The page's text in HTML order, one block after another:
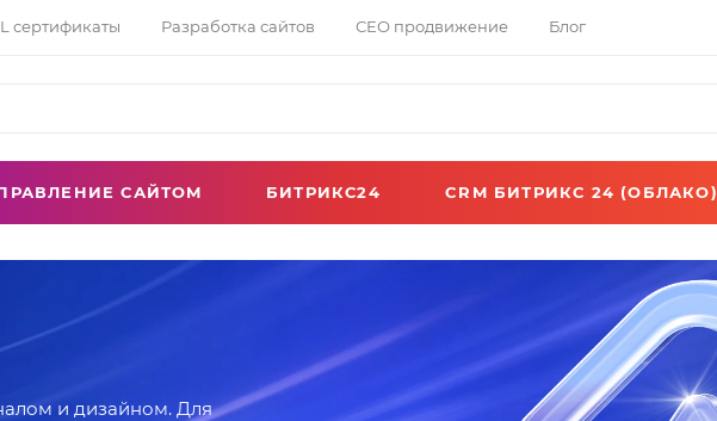
сертификаты Разработка сайтов СЕО продвижение Блог
САЙТОМ БИТРИКС24 CRM БИТРИКС 24 (ОБЛАКО)
и дизайном. Для